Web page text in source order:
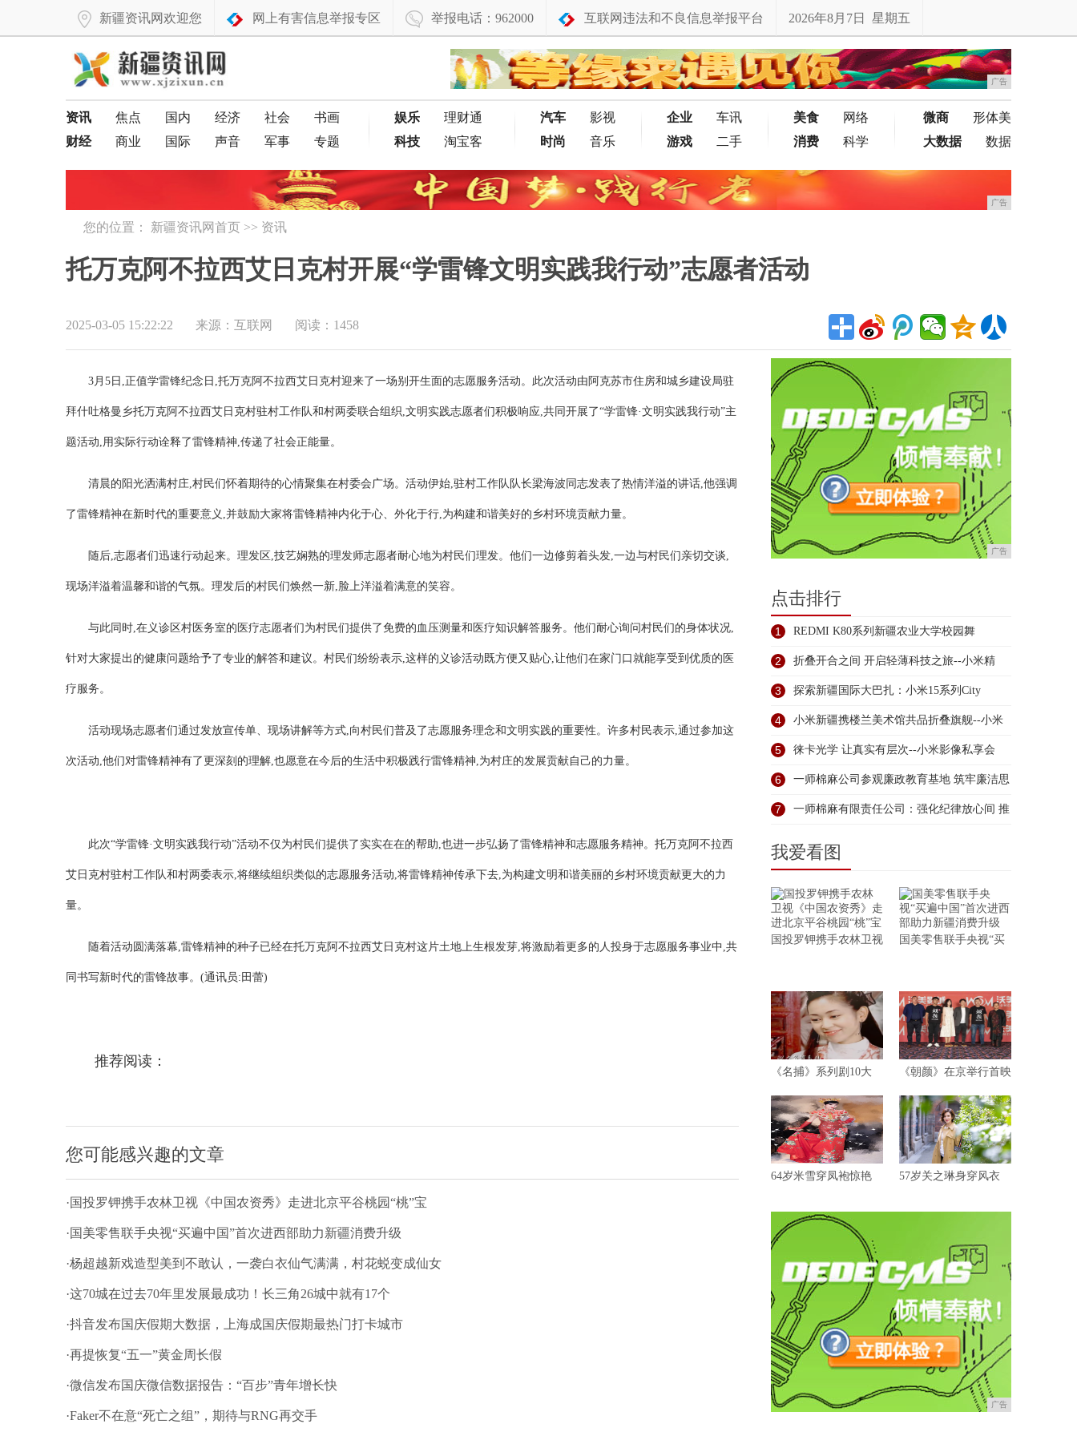
新疆资讯网欢迎您 网上有害信息举报专区 举报电话：962000 互联网违法和不良信息举报平台 2026年8月7日 星期五
广告
资讯 焦点 国内 经济 社会
书画
财经
商业 国际 声音 军事 专题
娱乐
理财通
科技
淘宝客
汽车
影视
时尚
音乐
企业
车讯
游戏
二手
美食
网络
消费
科学
微商
形体美
大数据
数据
广告
您的位置： 新疆资讯网首页 >> 资讯
托万克阿不拉西艾日克村开展“学雷锋文明实践我行动”志愿者活动
2025-03-05 15:22:22 来源：互联网 阅读：1458
3月5日,正值学雷锋纪念日,托万克阿不拉西艾日克村迎来了一场别开生面的志愿服务活动。此次活动由阿克苏市住房和城乡建设局驻
拜什吐格曼乡托万克阿不拉西艾日克村驻村工作队和村两委联合组织,文明实践志愿者们积极响应,共同开展了“学雷锋·文明实践我行动”主
题活动,用实际行动诠释了雷锋精神,传递了社会正能量。
清晨的阳光洒满村庄,村民们怀着期待的心情聚集在村委会广场。活动伊始,驻村工作队队长梁海波同志发表了热情洋溢的讲话,他强调
了雷锋精神在新时代的重要意义,并鼓励大家将雷锋精神内化于心、外化于行,为构建和谐美好的乡村环境贡献力量。
随后,志愿者们迅速行动起来。理发区,技艺娴熟的理发师志愿者耐心地为村民们理发。他们一边修剪着头发,一边与村民们亲切交谈,
现场洋溢着温馨和谐的气氛。理发后的村民们焕然一新,脸上洋溢着满意的笑容。
与此同时,在义诊区村医务室的医疗志愿者们为村民们提供了免费的血压测量和医疗知识解答服务。他们耐心询问村民们的身体状况,
针对大家提出的健康问题给予了专业的解答和建议。村民们纷纷表示,这样的义诊活动既方便又贴心,让他们在家门口就能享受到优质的医
疗服务。
活动现场志愿者们通过发放宣传单、现场讲解等方式,向村民们普及了志愿服务理念和文明实践的重要性。许多村民表示,通过参加这
次活动,他们对雷锋精神有了更深刻的理解,也愿意在今后的生活中积极践行雷锋精神,为村庄的发展贡献自己的力量。
此次“学雷锋·文明实践我行动”活动不仅为村民们提供了实实在在的帮助,也进一步弘扬了雷锋精神和志愿服务精神。托万克阿不拉西
艾日克村驻村工作队和村两委表示,将继续组织类似的志愿服务活动,将雷锋精神传承下去,为构建文明和谐美丽的乡村环境贡献更大的力
量。
随着活动圆满落幕,雷锋精神的种子已经在托万克阿不拉西艾日克村这片土地上生根发芽,将激励着更多的人投身于志愿服务事业中,共
同书写新时代的雷锋故事。 (通讯员:田蕾)
推荐阅读：
您可能感兴趣的文章
·国投罗钾携手农林卫视《中国农资秀》走进北京平谷桃园“桃”宝
·国美零售联手央视“买遍中国”首次进西部助力新疆消费升级
·杨超越新戏造型美到不敢认，一袭白衣仙气满满，村花蜕变成仙女
·这70城在过去70年里发展最成功！长三角26城中就有17个
·抖音发布国庆假期大数据，上海成国庆假期最热门打卡城市
·再提恢复“五一”黄金周长假
·微信发布国庆微信数据报告：“百步”青年增长快
·Faker不在意“死亡之组”，期待与RNG再交手
广告
点击排行
1 REDMI K80系列新疆农业大学校园舞
2 折叠开合之间 开启轻薄科技之旅--小米精
3 探索新疆国际大巴扎：小米15系列City
4 小米新疆携楼兰美术馆共品折叠旗舰--小米
5 徕卡光学 让真实有层次--小米影像私享会
6 一师棉麻公司参观廉政教育基地 筑牢廉洁思
7 一师棉麻有限责任公司：强化纪律放心间 推
我爱看图
国投罗钾携手农林卫视 国美零售联手央视“买
《名捕》系列剧10大 《朝颜》在京举行首映
64岁米雪穿凤袍惊艳 57岁关之琳身穿风衣
广告